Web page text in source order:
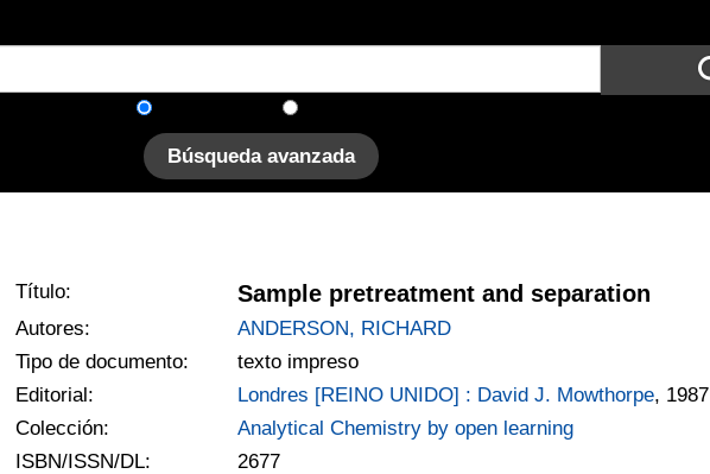
Búsqueda avanzada
Título: Sample pretreatment and separation
Autores:
ANDERSON, RICHARD
Tipo de documento:
texto impreso
Editorial:
Londres [REINO UNIDO] : David J. Mowthorpe, 1987
Colección:
Analytical Chemistry by open learning
ISBN/ISSN/DL:
2677